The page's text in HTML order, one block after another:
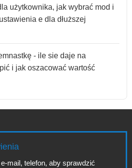
użytkownika, jak wybrać mod i
e dla dłuższej
- ile sie daje na
i jak oszacować wartość
mail, telefon, aby sprawdzić